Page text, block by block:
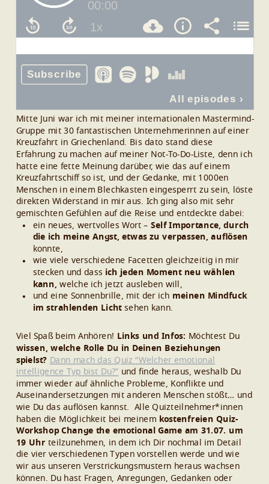
Mitte Juni war ich mit meiner internationalen Mastermind-
Gruppe mit 30 fantastischen Unternehmerinnen auf einer
Kreuzfahrt in Griechenland. Bis dato stand diese
Erfahrung zu machen auf meiner Not-To-Do-Liste, denn ich
hatte eine fette Meinung darüber, wie das auf einem
Kreuzfahrtschiff so ist, und der Gedanke, mit 1000en
Menschen in einem Blechkasten eingesperrt zu sein, löste
direkten Widerstand in mir aus. Ich ging also mit sehr
gemischten Gefühlen auf die Reise und entdeckte dabei:
ein neues, wertvolles Wort – Self Importance, durch
die ich meine Angst, etwas zu verpassen, auflösen
konnte,
wie viele verschiedene Facetten gleichzeitig in mir
stecken und dass ich jeden Moment neu wählen
kann,
welche ich jetzt ausleben will,
und eine Sonnenbrille, mit der ich meinen Mindfuck
im strahlenden Lichtsehen kann.
Viel Spaß beim Anhören! Links und Infos: Möchtest Du
wissen, welche Rolle Du in Deinen Beziehungen
spielst? Dann mach das Quiz “Welcher emotional
intelligence Typ bist Du?” und finde heraus, weshalb Du
immer wieder auf ähnliche Probleme, Konflikte und
Auseinandersetzungen mit anderen Menschen stößt… und
wie Du das auflösen kannst.
Alle Quizteilnehmer*innen
haben die Möglichkeit bei meinem kostenfreien Quiz-
Workshop Change the emotional Game am 31.07. um
19 Uhr teilzunehmen, in dem ich Dir nochmal im Detail
die vier verschiedenen Typen vorstellen werde und wie
wir aus unseren Verstrickungsmustern heraus wachsen
können.
Du hast Fragen, Anregungen, Gedanken oder